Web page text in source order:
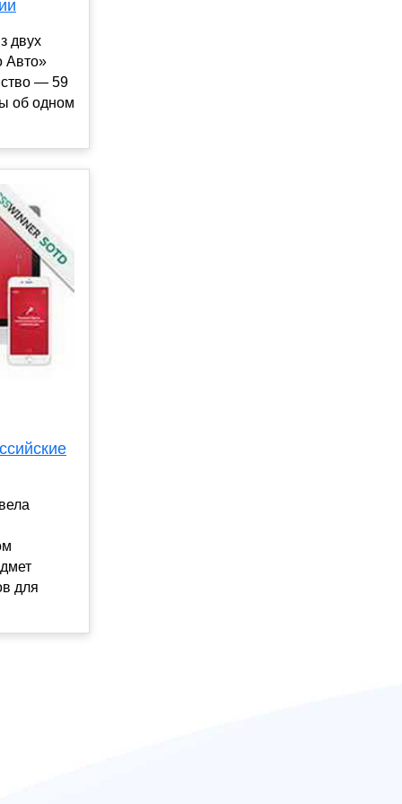
двух
Авто»
— 59
об одном
для